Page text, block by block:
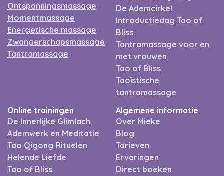
Ontspanningsmassage
Momentmassage
Energetische massage
Zwangerschapsmassage
Tantramassage
De Ademcirkel
Introductiedag Tao of
Bliss
Tantramassage voor en
met vrouwen
Tao of Bliss
Taoïstische
tantramassage
Online trainingen
De Innerlijke Glimlach
Ademwerk en Meditatie
Tao Qigong Rituelen
Helende Liefde
Tao of Bliss
Algemene informatie
Over Mieke
Blog
Tarieven
Ervaringen
Direct boeken